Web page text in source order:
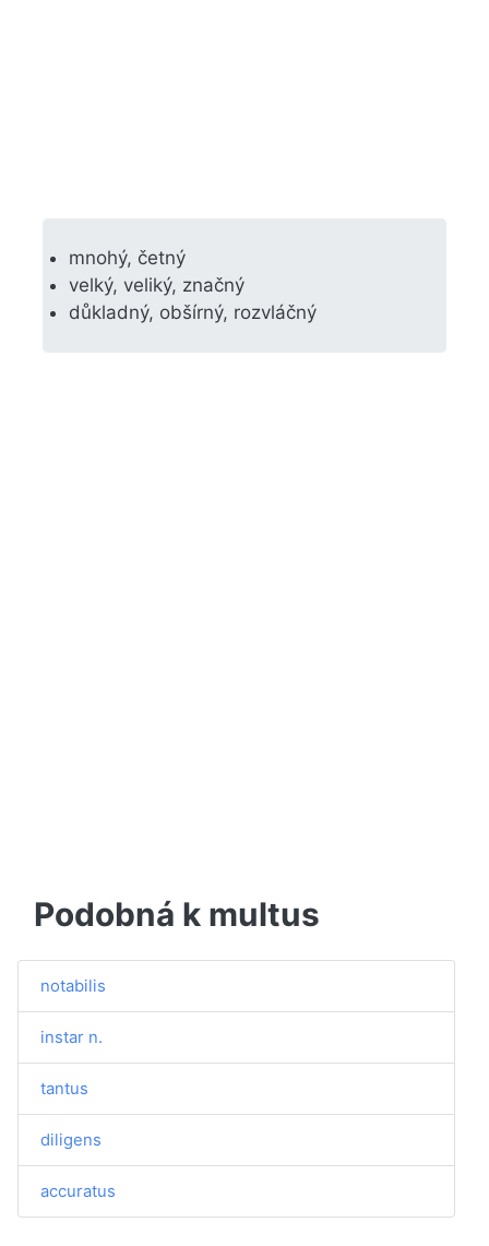
mnohý, četný
velký, veliký, značný
důkladný, obšírný, rozvláčný
Podobná k multus
notabilis
instar n.
tantus
diligens
accuratus